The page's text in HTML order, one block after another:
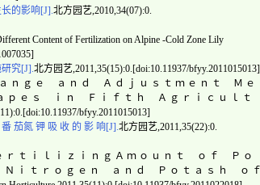
的影响[J].北方园艺,2010,34(07):0.
Content of Fertilization on Alpine -Cold Zone Lily
究[J].北方园艺,2011,35(15):0.[doi:10.11937/bfyy.2011015013]
ａ ｎ ｇ ｅ ａ ｎ ｄ Ａ ｄ ｊ ｕ ｓ ｔ ｍ ｅ ｎ ｔ Ｍ ｅ
ｐ ｅ ｓ ｉ ｎ Ｆ ｉ ｆ ｔ ｈ Ａ ｇ ｒ ｉ ｃ ｕ ｌ ｔ
bfyy.2011015013]
茄氮 钾 吸 收 的 影 响[J].北方园艺,2011,35(22):0.
ｔ ｉ ｌ ｉ ｚ ｉ ｎ ｇ Ａ ｍ ｏ ｕ ｎ ｔ ｏ ｆ Ｐ ｏ
ｉ ｔ ｒ ｏ ｇ ｅ ｎ ａ ｎ ｄ Ｐ ｏ ｔ ａ ｓ ｈ ｏ ｆ